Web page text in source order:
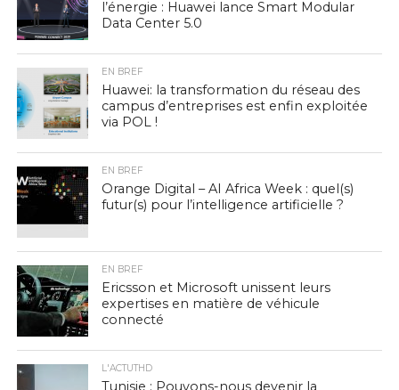
l’énergie : Huawei lance Smart Modular
Data Center 5.0
EN BREF
Huawei: la transformation du réseau des
campus d’entreprises est enfin exploitée
via POL !
EN BREF
Orange Digital – AI Africa Week : quel(s)
futur(s) pour l’intelligence artificielle ?
EN BREF
Ericsson et Microsoft unissent leurs
expertises en matière de véhicule
connecté
L'ACTUTHD
Tunisie : Pouvons-nous devenir la